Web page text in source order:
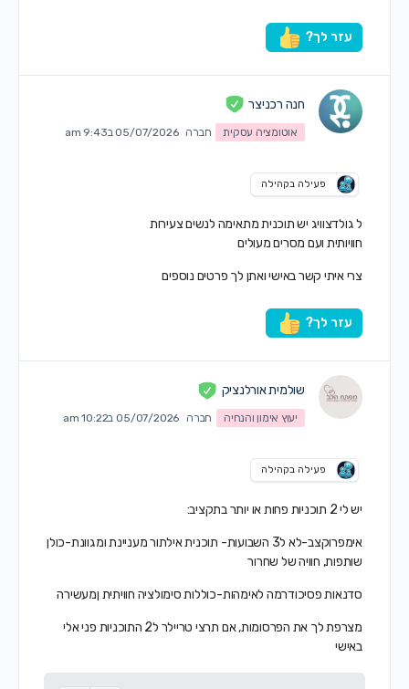
עזר לך?
חנה רכניצר
אוטומציה עסקית חברה 05/07/2026 ב9:43 am
פעילה בקהילה
ל גולדצוויג יש תוכנית מתאימה לנשים צעירות
חוויותית ועם מסרים מעולים
צרי איתי קשר באישי ואתן לך פרטים נוספים
עזר לך?
שולמית אורלנציק
יעוץ אימון והנחיה חברה 05/07/2026 ב10:22 am
פעילה בקהילה
יש לי 2 תוכניות פחות או יותר בתקציב:
אימפרוקצב-לא ל3 השבועות- תוכנית אילתור מעניינת ומגוונת-כולן
שותפות, חוויה של שחרור
סדנאות פסיכודרמה לאימהות-כוללות סימולציה חוויתית ןמעשירה
מצרפת לך את הפרסומות, אם תרצי טריילר ל2 התוכניות פני אלי
באישי